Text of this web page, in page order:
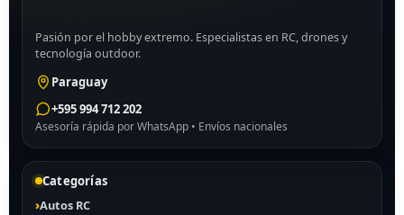
Pasión por el hobby extremo. Especialistas en RC, drones y
tecnología outdoor.
Paraguay
+595 994 712 202
Asesoría rápida por WhatsApp • Envíos nacionales
Categorías
Autos RC